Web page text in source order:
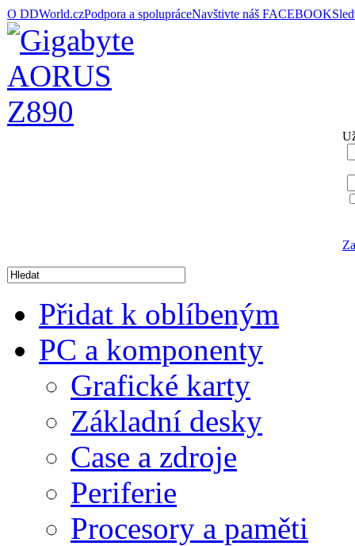
O DDWorld.czPodpora a spolupráceNavštivte náš FACEBOOK
Přidat k oblíbeným
PC a komponenty
Grafické karty
Základní desky
Case a zdroje
Periferie
Procesory a paměti